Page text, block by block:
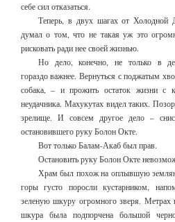
себе сил отказаться.
Теперь, в двух шагах от Холодной
думал о том, что не такая уж это
рисковать ради нее своей жизнью.
Но дело, конечно, не только в
гораздо важнее. Вернуться с поджатым
собака, – и прожить остаток жизни с
неудачника. Махукутах видел таких.
зрелище. И совсем другое дело –
остановившего руку Болон Окте.
Вот только Балам-Акаб был прав.
Остановить руку Болон Окте
Храм был похож на оплывшую
горы густо поросли кустарником,
зеленую шкуру огромного зверя. Метрах
шкура была подпорчена большой